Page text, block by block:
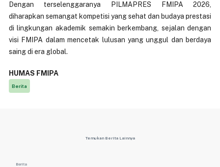
Dengan terselenggaranya PILMAPRES FMIPA 2026,
diharapkan semangat kompetisi yang sehat dan budaya prestasi
di lingkungan akademik semakin berkembang, sejalan dengan
visi FMIPA dalam mencetak lulusan yang unggul dan berdaya
saing di era global.
HUMAS FMIPA
Berita
Temukan Berita Lainnya
Berita